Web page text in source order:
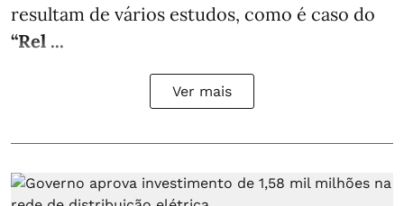
resultam de vários estudos, como é caso do
“Rel ...
Ver mais